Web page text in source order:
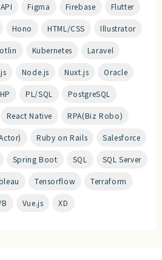
Figma Firebase Flutter
Hono HTML/CSS Illustrator
Kubernetes Laravel
Node.js Nuxt.js Oracle
PL/SQL PostgreSQL
React Native RPA(Biz Robo)
Ruby on Rails Salesforce
Spring Boot SQL SQL Server
Tensorflow Terraform
Vue.js XD